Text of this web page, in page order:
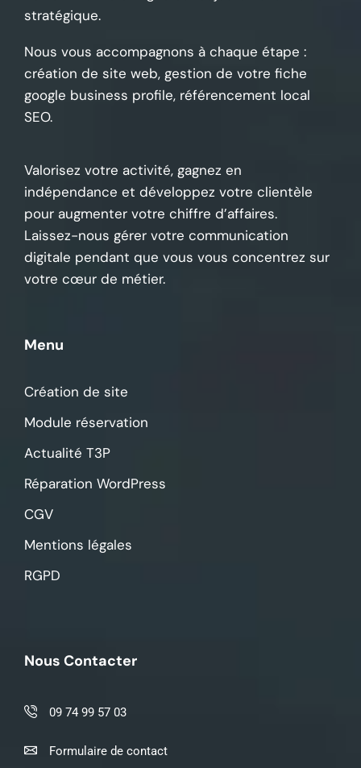
stratégique.
Nous vous accompagnons à chaque étape :
création de site web, gestion de votre fiche
google business profile, référencement local
SEO.
Valorisez votre activité, gagnez en
indépendance et développez votre clientèle
pour augmenter votre chiffre d’affaires.
Laissez-nous gérer votre communication
digitale pendant que vous vous concentrez sur
votre cœur de métier.
Menu
Création de site
Module réservation
Actualité T3P
Réparation WordPress
CGV
Mentions légales
RGPD
Nous Contacter
09 74 99 57 03
Formulaire de contact